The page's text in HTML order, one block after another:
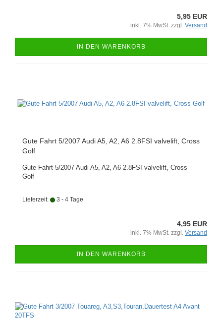
5,95 EUR
inkl. 7% MwSt. zzgl. Versand
IN DEN WARENKORB
Gute Fahrt 5/2007 Audi A5, A2, A6 2.8FSI valvelift, Cross
Golf
Gute Fahrt 5/2007 Audi A5, A2, A6 2.8FSI valvelift, Cross
Golf
Lieferzeit: 3 - 4 Tage
4,95 EUR
inkl. 7% MwSt. zzgl. Versand
IN DEN WARENKORB